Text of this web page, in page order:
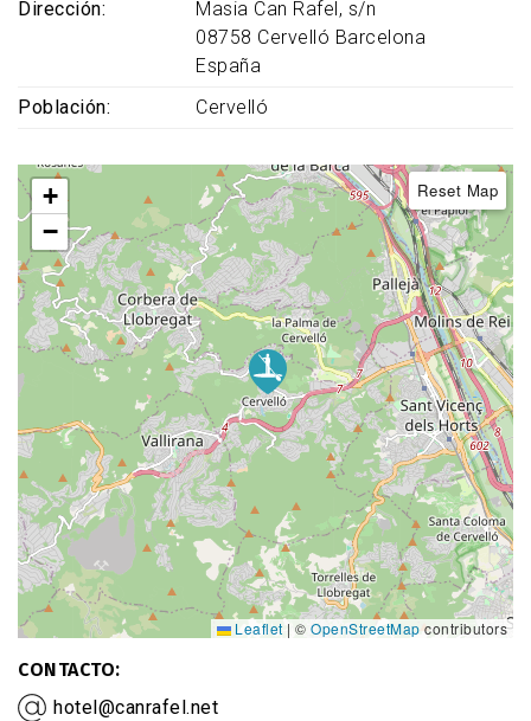
CONTACTO
hotel@canrafel.net
Dirección
Masia Can Rafel, s/n
08758 Cervelló Barcelona
España
Población
Cervelló
+
−
Reset Map
Leaflet | © OpenStreetMapcontributors